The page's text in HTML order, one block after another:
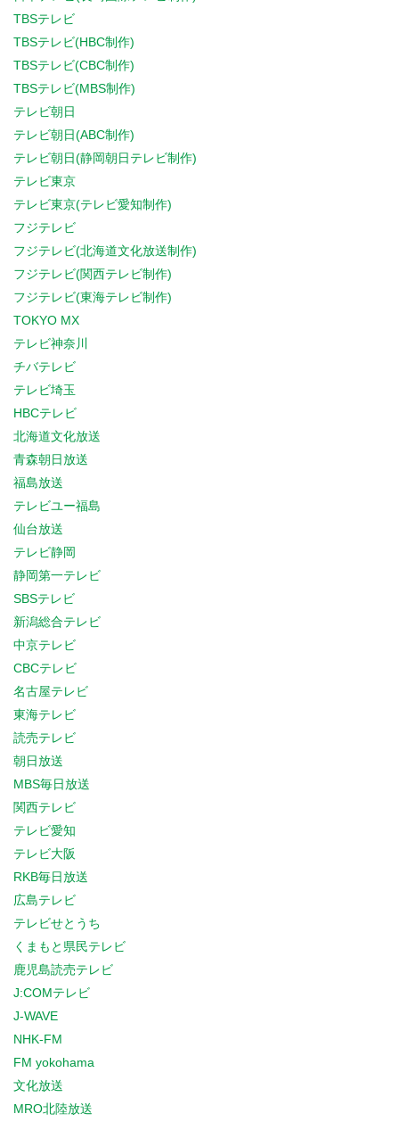
TBSテレビ
TBSテレビ(HBC制作)
TBSテレビ(CBC制作)
TBSテレビ(MBS制作)
テレビ朝日
テレビ朝日(ABC制作)
テレビ朝日(静岡朝日テレビ制作)
テレビ東京
テレビ東京(テレビ愛知制作)
フジテレビ
フジテレビ(北海道文化放送制作)
フジテレビ(関西テレビ制作)
フジテレビ(東海テレビ制作)
TOKYO MX
テレビ神奈川
チバテレビ
テレビ埼玉
HBCテレビ
北海道文化放送
青森朝日放送
福島放送
テレビユー福島
仙台放送
テレビ静岡
静岡第一テレビ
SBSテレビ
新潟総合テレビ
中京テレビ
CBCテレビ
名古屋テレビ
東海テレビ
読売テレビ
朝日放送
MBS毎日放送
関西テレビ
テレビ愛知
テレビ大阪
RKB毎日放送
広島テレビ
テレビせとうち
くまもと県民テレビ
鹿児島読売テレビ
J:COMテレビ
J-WAVE
NHK-FM
FM yokohama
文化放送
MRO北陸放送